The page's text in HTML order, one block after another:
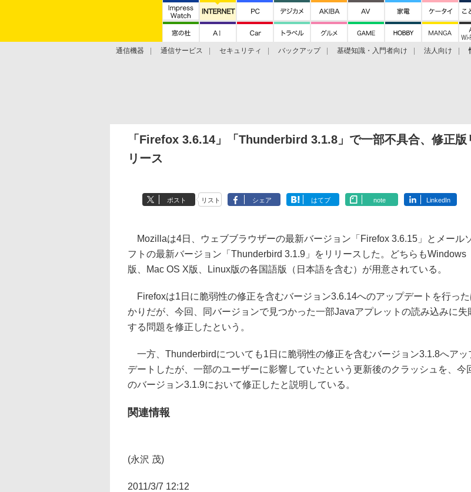
通信機器 通信サービス セキュリティ バックアップ 基礎知識・入門者向け 法人向け
「Firefox 3.6.14」「Thunderbird 3.1.8」で一部不具合、修正版
リース
ポスト リスト シェア はてブ note LinkedIn
Mozillaは4日、ウェブブラウザーの最新バージョン「Firefox 3.6.15」とメール
フトの最新バージョン「Thunderbird 3.1.9」をリリースした。どちらもWindows
版、Mac OS X版、Linux版の各国語版（日本語を含む）が用意されている。
Firefoxは1日に脆弱性の修正を含むバージョン3.6.14へのアップデートを行っ
かりだが、今回、同バージョンで見つかった一部Javaアプレットの読み込みに失
する問題を修正したという。
一方、Thunderbirdについても1日に脆弱性の修正を含むバージョン3.1.8へアッ
デートしたが、一部のユーザーに影響していたという更新後のクラッシュを、今
のバージョン3.1.9において修正したと説明している。
関連情報
(永沢 茂)
2011/3/7 12:12